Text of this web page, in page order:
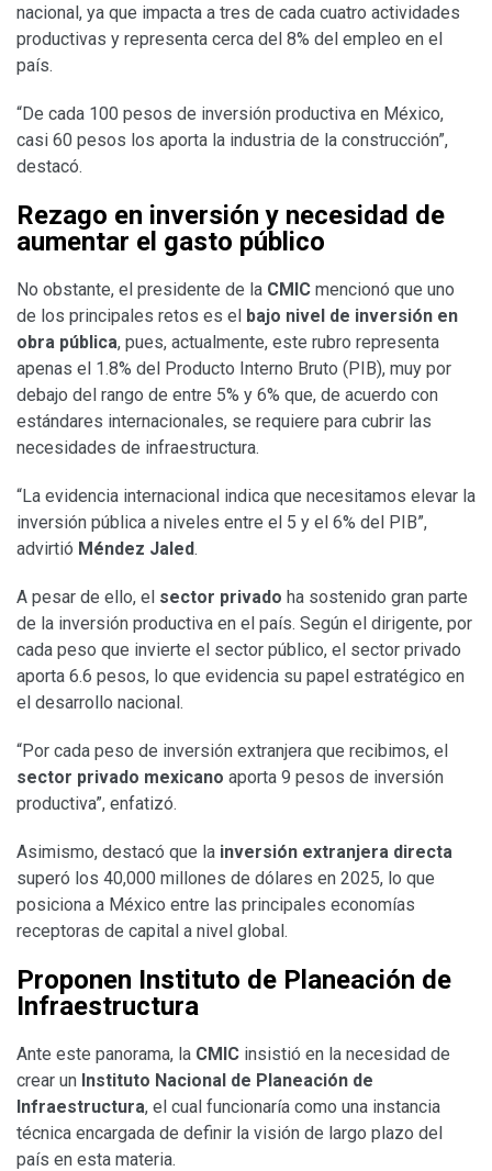
nacional, ya que impacta a tres de cada cuatro actividades
productivas y representa cerca del 8% del empleo en el
país.
“De cada 100 pesos de inversión productiva en México,
casi 60 pesos los aporta la industria de la construcción”,
destacó.
Rezago en inversión y necesidad de
aumentar el gasto público
No obstante, el presidente de la CMIC mencionó que uno
de los principales retos es el bajo nivel de inversión en
obra pública, pues, actualmente, este rubro representa
apenas el 1.8% del Producto Interno Bruto (PIB), muy por
debajo del rango de entre 5% y 6% que, de acuerdo con
estándares internacionales, se requiere para cubrir las
necesidades de infraestructura.
“La evidencia internacional indica que necesitamos elevar la
inversión pública a niveles entre el 5 y el 6% del PIB”,
advirtió Méndez Jaled.
A pesar de ello, el sector privado ha sostenido gran parte
de la inversión productiva en el país. Según el dirigente, por
cada peso que invierte el sector público, el sector privado
aporta 6.6 pesos, lo que evidencia su papel estratégico en
el desarrollo nacional.
“Por cada peso de inversión extranjera que recibimos, el
sector privado mexicano aporta 9 pesos de inversión
productiva”, enfatizó.
Asimismo, destacó que la inversión extranjera directa
superó los 40,000 millones de dólares en 2025, lo que
posiciona a México entre las principales economías
receptoras de capital a nivel global.
Proponen Instituto de Planeación de
Infraestructura
Ante este panorama, la CMIC insistió en la necesidad de
crear un Instituto Nacional de Planeación de
Infraestructura, el cual funcionaría como una instancia
técnica encargada de definir la visión de largo plazo del
país en esta materia.